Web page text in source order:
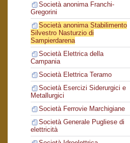
Società anonima Franchi-
Gregorini
Società anonima Stabilimento
Silvestro Nasturzio di
Sampierdarena
Società Elettrica della
Campania
Società Elettrica Teramo
Società Esercizi Siderurgici e
Metallurgici
Società Ferrovie Marchigiane
Società Generale Pugliese di
elettricità